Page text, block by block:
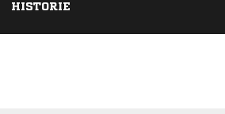
HISTORIE